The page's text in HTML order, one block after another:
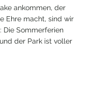
ankommen, der
Ehre macht, sind wir
Die Sommerferien
der Park ist voller